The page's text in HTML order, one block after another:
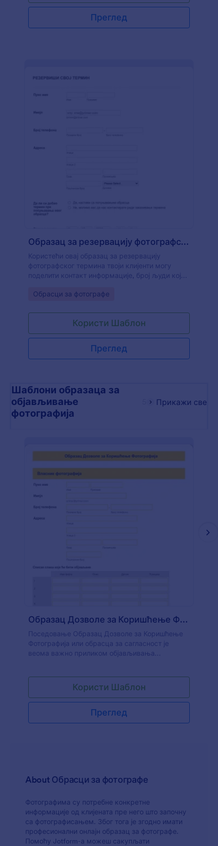
Такође тражи детаље рекламне кампање као
што су датум почетка и краја, надокнаде и
методе исплате. Такође постоји поље за е-
Преглед
Образац за резервацију фотографског термина
Користећи овај образац за резервацију
фотографског термина твоји клијенти могу
поделити контакт информације, број људи који
време термина као и локацију и тип термина.
правима фотографија такође, као и опцију за
депозит. Шаблон дозвољава прикупљање
информација термина и уплата на сигуран
Go to Category:
Обрасци за фотографе
Користи Шаблон
Преглед
Шаблони образаца за
објављивање
фотографија
Прикажи све
Образац Дозволе за Коришћење Фотографија
Поседовање Образац Дозволе за Коришћење
Фотографија или обрасца за сагласност је
веома важно приликом објављивања
власнику слика, листу слика и уговор. Такође
треба да назначи да ли ће власник добити
одштету или не. Овај Образац Дозволе за
Коришћење Фотографија има поља која
постављају питања о власнику слика, листи
снимљена. Да би извршили ауторизацију,
потпишу електронски помоћу виџета за Е-
потпис.
Користи Шаблон
Преглед
About Обрасци за фотографе
Фотографима су потребне конкретне
информације од клијената пре него што започну
са фотографисањем. Због тога је згодно имати
професионални онлајн образац за фотографе.
Помоћу Jotform-а можеш сакупљати